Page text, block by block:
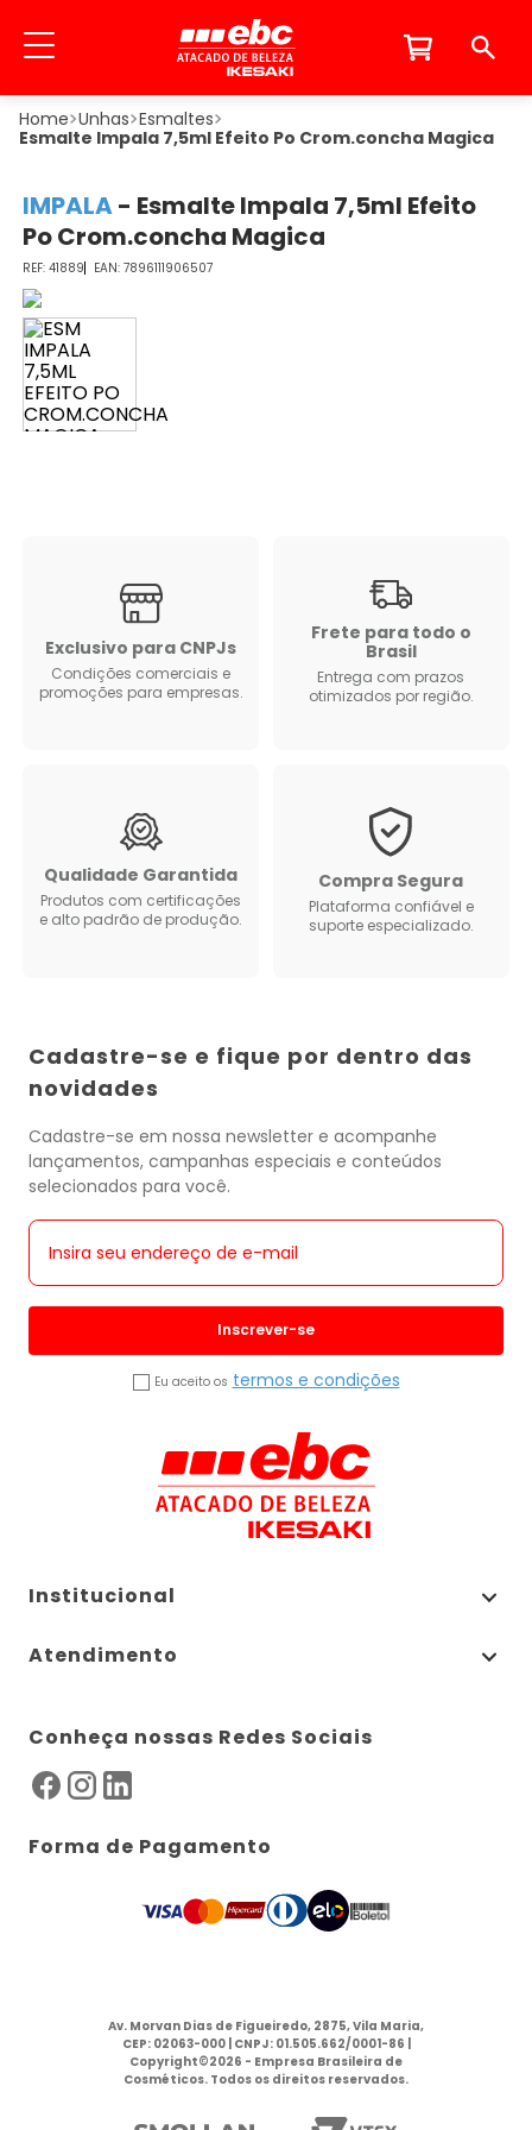
Unhas Esmaltes
Esmalte Impala 7,5ml Efeito Po Crom.concha Magica
IMPALA- Esmalte Impala 7,5ml Efeito
Po Crom.concha Magica
41889 7896111906507
Exclusivo para CNPJs
Condições comerciais e
promoções para empresas.
Frete para todo o
Brasil
Entrega com prazos
otimizados por região.
Qualidade Garantida
Produtos com certificações
e alto padrão de produção.
Compra Segura
Plataforma confiável e
suporte especializado.
Cadastre-se e fique por dentro das
novidades
Cadastre-se em nossa newsletter e acompanhe
lançamentos, campanhas especiais e conteúdos
selecionados para você.
Inscrever-se
Eu aceito os termos e condições
Institucional
Atendimento
Conheça nossas Redes Sociais
Forma de Pagamento
Av. Morvan Dias de Figueiredo, 2875, Vila Maria,
CEP: 02063-000 | CNPJ: 01.505.662/0001-86 |
Copyright©2026 - Empresa Brasileira de
Cosméticos. Todos os direitos reservados.